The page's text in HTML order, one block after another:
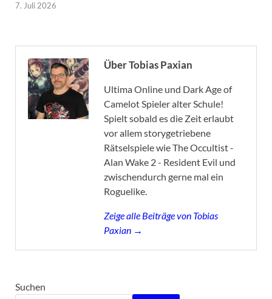
7. Juli 2026
Über Tobias Paxian
Ultima Online und Dark Age of
Camelot Spieler alter Schule!
Spielt sobald es die Zeit erlaubt
vor allem storygetriebene
Rätselspiele wie The Occultist -
Alan Wake 2 - Resident Evil und
zwischendurch gerne mal ein
Roguelike.
Zeige alle Beiträge von Tobias
Paxian →
Suchen